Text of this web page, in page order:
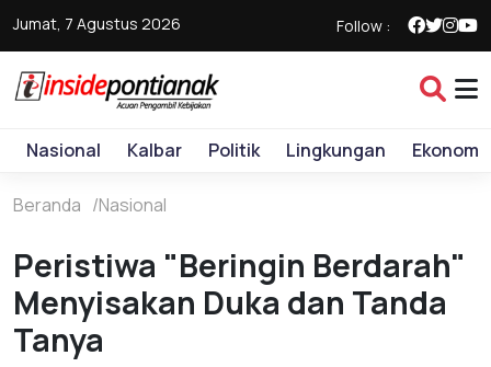
Jumat, 7 Agustus 2026 Follow :
Nasional Kalbar Politik Lingkungan Ekonomi
Beranda Nasional
Peristiwa "Beringin Berdarah"
Menyisakan Duka dan Tanda
Tanya